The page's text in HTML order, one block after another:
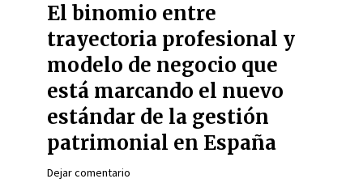
El binomio entre
trayectoria profesional y
modelo de negocio que
está marcando el nuevo
estándar de la gestión
patrimonial en España
Dejar comentario